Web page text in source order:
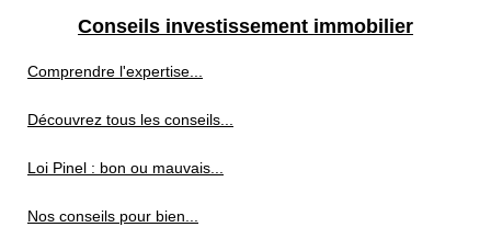
Conseils investissement immobilier
Comprendre l'expertise...
Découvrez tous les conseils...
Loi Pinel : bon ou mauvais...
Nos conseils pour bien...